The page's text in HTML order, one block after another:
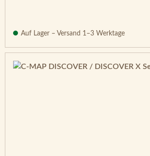
Auf Lager – Versand 1–3 Werktage